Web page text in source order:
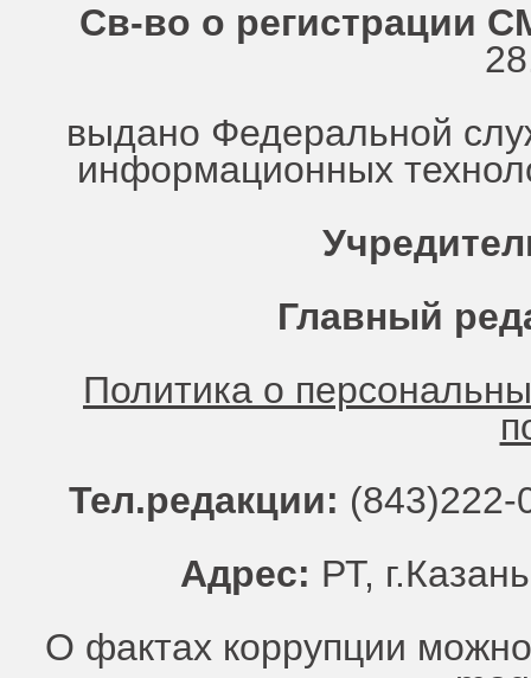
Св-во о регистрации
выдано Федеральной
информационных
Главный
Политика о
Тел.редакции:
Адрес: РТ,
О фактах коррупции